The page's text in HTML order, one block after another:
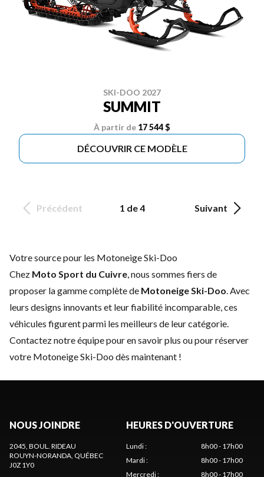
SKI-DOO 2027
SUMMIT
À partir de 17 544 $
DÉCOUVRIR CE MODÈLE
Précédent 1 de 4 Suivant
Votre source pour les Motoneige Ski-Doo
Chez Moto Sport du Cuivre, nous sommes fiers de
proposer la gamme complète de Motoneige Ski-Doo. Avec
leurs designs innovants et leur fiabilité incomparable, ces
véhicules figurent parmi les meilleurs de leur catégorie.
Contactez notre équipepour en savoir plus ou pour réserver
votre Motoneige Ski-Doo dès maintenant !
NOUS JOINDRE
2045, BOUL. RIDEAU
ROUYN-NORANDA, QUÉBEC
J0Z 1Y0
HEURES D'OUVERTURE
Lundi:
8h00 - 17h00
Mardi:
8h00 - 17h00
Mercredi: 8h00 - 17h00